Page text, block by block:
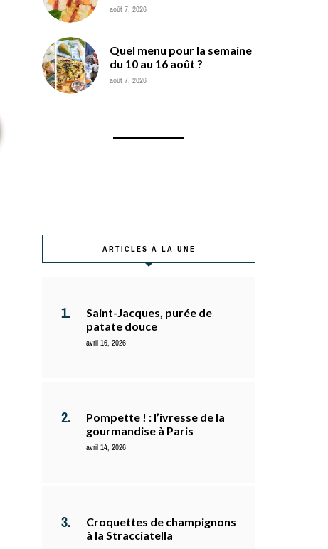
août 7, 2026
Quel menu pour la semaine
du 10 au 16 août ?
août 7, 2026
ARTICLES À LA UNE
Saint-Jacques, purée de
patate douce
avril 16, 2026
Pompette ! : l’ivresse de la
gourmandise à Paris
avril 14, 2026
Croquettes de champignons
à la Stracciatella